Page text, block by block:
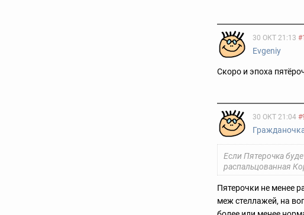
30 ОКТ 21:13
Evgeniy
Скоро и эпоха
30 ОКТ 21:04
Если Пятерочка
распальцованная
Пятерочки не менее
меж стеллажей, на